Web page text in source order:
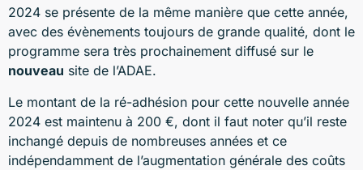
2024 se présente de la même manière que cette année,
avec des évènements toujours de grande qualité, dont le
programme sera très prochainement diffusé sur le
nouveau site de l’ADAE.
Le montant de la ré-adhésion pour cette nouvelle année
2024 est maintenu à 200 €, dont il faut noter qu’il reste
inchangé depuis de nombreuses années et ce
indépendamment de l’augmentation générale des coûts